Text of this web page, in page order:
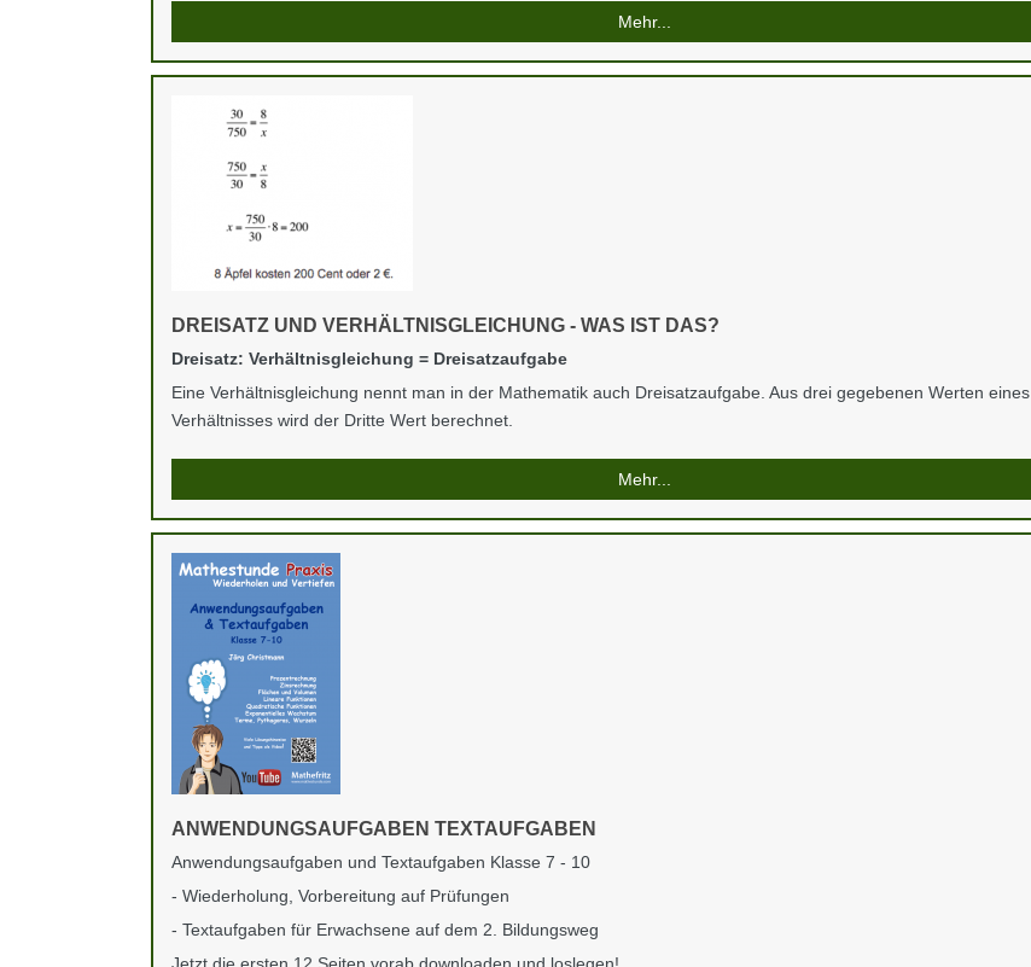
Mehr...
DREISATZ UND VERHÄLTNISGLEICHUNG - WAS IST DAS?
Dreisatz: Verhältnisgleichung = Dreisatzaufgabe
Eine Verhältnisgleichung nennt man in der Mathematik auch Dreisatzaufgabe. Aus drei gegebenen Werten eines
Verhältnisses wird der Dritte Wert berechnet.
Mehr...
ANWENDUNGSAUFGABEN TEXTAUFGABEN
Anwendungsaufgaben und Textaufgaben Klasse 7 - 10
- Wiederholung, Vorbereitung auf Prüfungen
- Textaufgaben für Erwachsene auf dem 2. Bildungsweg